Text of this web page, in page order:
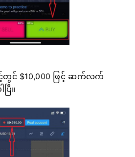
တွင် $10,000 ဖြင့် ဆက်လက်
ြီ။